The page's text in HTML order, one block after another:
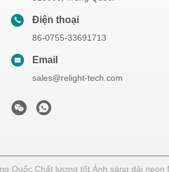
Điện thoại
86-0755-33691713
Email
sales@relight-tech.com
Quốc Chất lượng tốt Ánh sáng dải neon